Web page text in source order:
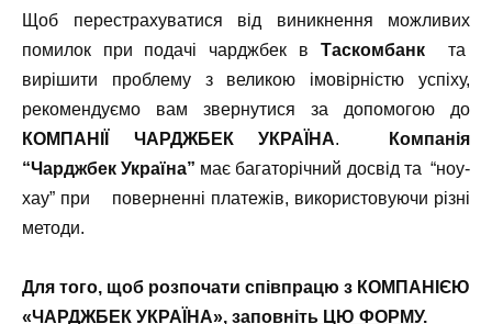
Щоб перестрахуватися від виникнення можливих
помилок при подачі чарджбек в Таскомбанк
та
вирішити проблему з великою імовірністю успіху,
рекомендуємо вам звернутися за допомогою до
КОМПАНІЇ ЧАРДЖБЕК УКРАЇНА.
Компанія
“Чарджбек Україна” має багаторічний досвід та “ноу-
хау” при поверненні платежів, використовуючи різні
методи.
Для того, щоб розпочати співпрацю з КОМПАНІЄЮ
«ЧАРДЖБЕК УКРАЇНА», заповніть ЦЮ ФОРМУ.